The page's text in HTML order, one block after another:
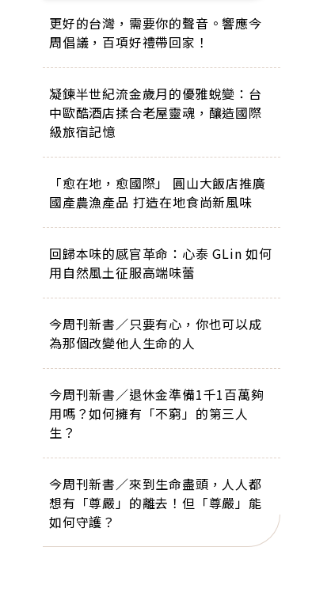
更好的台灣，需要你的聲音。響應今
周倡議，百項好禮帶回家！
凝鍊半世紀流金歲月的優雅蛻變：台
中歐酷酒店揉合老屋靈魂，釀造國際
級旅宿記憶
「愈在地，愈國際」 圓山大飯店推廣
國產農漁產品 打造在地食尚新風味
回歸本味的感官革命：心泰 GLin 如何
用自然風土征服高端味蕾
今周刊新書／只要有心，你也可以成
為那個改變他人生命的人
今周刊新書／退休金準備1千1百萬夠
用嗎？如何擁有「不窮」的第三人
生？
今周刊新書／來到生命盡頭，人人都
想有「尊嚴」的離去！但「尊嚴」能
如何守護？